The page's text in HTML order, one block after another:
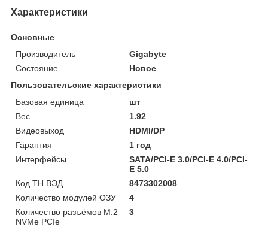
Характеристики
Основные
Производитель
Gigabyte
Состояние
Новое
Пользовательские характеристики
Базовая единица
шт
Вес
1.92
Видеовыход
HDMI/DP
Гарантия
1 год
Интерфейсы
SATA/PCI-E 3.0/PCI-E 4.0/PCI-
E 5.0
Код ТН ВЭД
8473302008
Количество модулей ОЗУ
4
Количество разъёмов M.2
NVMe PCIe
3